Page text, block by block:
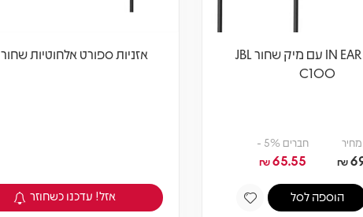
אוזניות IN EAR עם מיק שחור JBL
C100
מחיר
₪
חברים 5% -
65.55
₪
הוספה לסל
אזניות ספורט אלחוטיות שחור JBL
צפיה במוצר
אזל! עדכנו כשחוזר